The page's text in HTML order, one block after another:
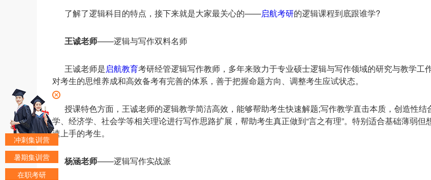
了解了逻辑科目的特点，接下来就是大家最关心的——启航考研的逻辑课程到底跟谁学?
王诚老师——逻辑与写作双料名师
王诚老师是启航教育考研经管逻辑写作教师，多年来致力于专业硕士逻辑与写作领域的研究与教学工
对考生的思维养成和高效备考有完善的体系，善于把握命题方向、调整考生应试状态。
授课特色方面，王诚老师的逻辑教学简洁高效，能够帮助考生快速解题;写作教学直击本质，创造性结
学、经济学、社会学等相关理论进行写作思路扩展，帮助考生真正做到“言之有理”。特别适合基础薄弱但
速上手的考生。
杨涵老师——逻辑写作实战派
冲刺集训营
暑期集训营
在职考研